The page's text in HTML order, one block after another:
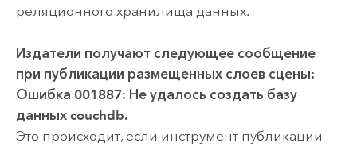
реляционного хранилища данных.
Издатели получают следующее сообщение
при публикации размещенных слоев сцены:
Ошибка 001887: Не удалось создать базу
данных couchdb.
Это происходит, если инструмент публикации